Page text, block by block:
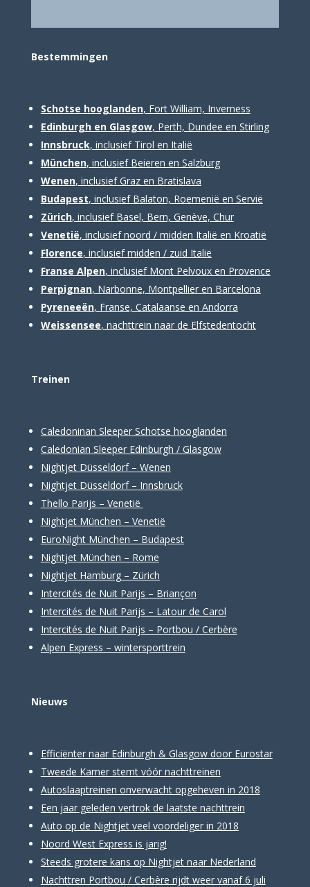
Bestemmingen
Schotse hooglanden, Fort William, Inverness
Edinburgh en Glasgow, Perth, Dundee en Stirling
Innsbruck, inclusief Tirol en Italië
München, inclusief Beieren en Salzburg
Wenen, inclusief Graz en Bratislava
Budapest, inclusief Balaton, Roemenië en Servië
Zürich, inclusief Basel, Bern, Genève, Chur
Venetië, inclusief noord / midden Italië en Kroatië
Florence, inclusief midden / zuid Italië
Franse Alpen, inclusief Mont Pelvoux en Provence
Perpignan, Narbonne, Montpellier en Barcelona
Pyreneeën, Franse, Catalaanse en Andorra
Weissensee, nachttrein naar de Elfstedentocht
Treinen
Caledoninan Sleeper Schotse hooglanden
Caledonian Sleeper Edinburgh / Glasgow
Nightjet Düsseldorf – Wenen
Nightjet Düsseldorf – Innsbruck
Thello Parijs – Venetië
Nightjet München – Venetië
EuroNight München – Budapest
Nightjet München – Rome
Nightjet Hamburg – Zürich
Intercités de Nuit Parijs – Briançon
Intercités de Nuit Parijs – Latour de Carol
Intercités de Nuit Parijs – Portbou / Cerbère
Alpen Express – wintersporttrein
Nieuws
Efficiënter naar Edinburgh & Glasgow door Eurostar
Tweede Kamer stemt vóór nachttreinen
Autoslaaptreinen onverwacht opgeheven in 2018
Een jaar geleden vertrok de laatste nachttrein
Auto op de Nightjet veel voordeliger in 2018
Noord West Express is jarig!
Steeds grotere kans op Nightjet naar Nederland
Nachttren Portbou / Cerbère rijdt weer vanaf 6 juli